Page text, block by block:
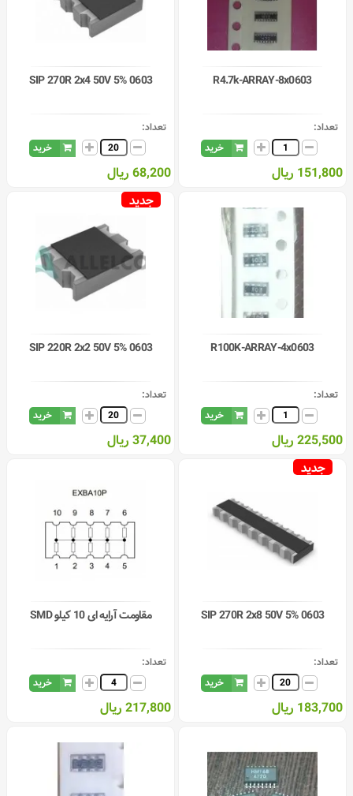
R4.7k-ARRAY-8x0603
تعداد:
خرید
151,800 ریال
0603 SIP 270R 2x4 50V 5%
تعداد:
خرید
68,200 ریال
R100K-ARRAY-4x0603
تعداد:
خرید
225,500 ریال
جدید
0603 SIP 220R 2x2 50V 5%
تعداد:
خرید
37,400 ریال
جدید
0603 SIP 270R 2x8 50V 5%
تعداد:
خرید
183,700 ریال
مقاومت آرایه ای 10 کیلو SMD
تعداد:
خرید
217,800 ریال